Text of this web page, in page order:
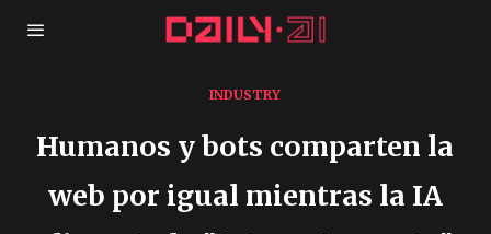
INDUSTRY
Humanos y bots comparten la
web por igual mientras la IA